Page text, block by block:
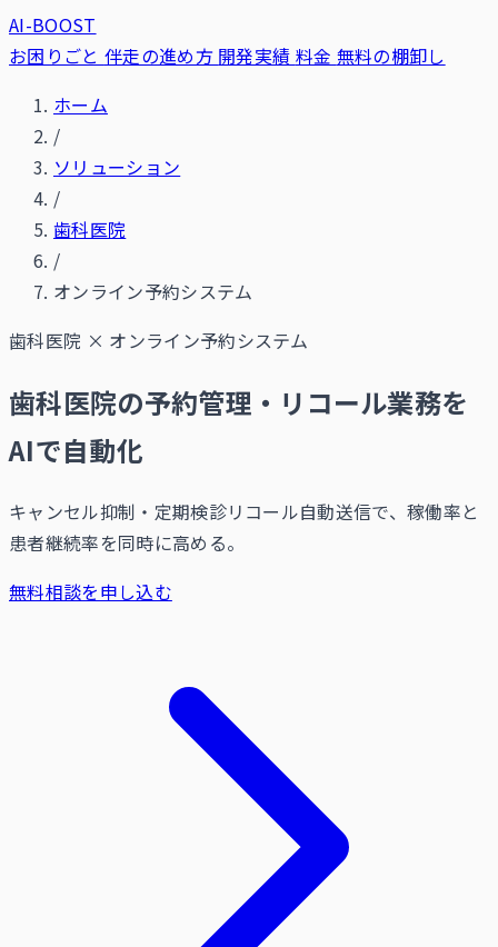
AI-BOOST
お困りごと 伴走の進め方 開発実績 料金 無料の棚卸し
ホーム
/
ソリューション
/
歯科医院
/
オンライン予約システム
歯科医院 × オンライン予約システム
歯科医院の予約管理・リコール業務を
AIで自動化
キャンセル抑制・定期検診リコール自動送信で、稼働率と
患者継続率を同時に高める。
無料相談を申し込む